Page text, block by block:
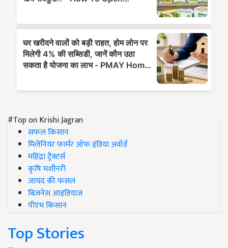
#Top on Krishi Jagran
सफल किसान
मिलेनियर फार्मर ऑफ इंडिया अवॉर्ड
महिंद्रा ट्रैक्टर्स
कृषि मशीनरी
जायद की फसल
बिज़नेस आइडियाज
पीएम किसान
Top Stories